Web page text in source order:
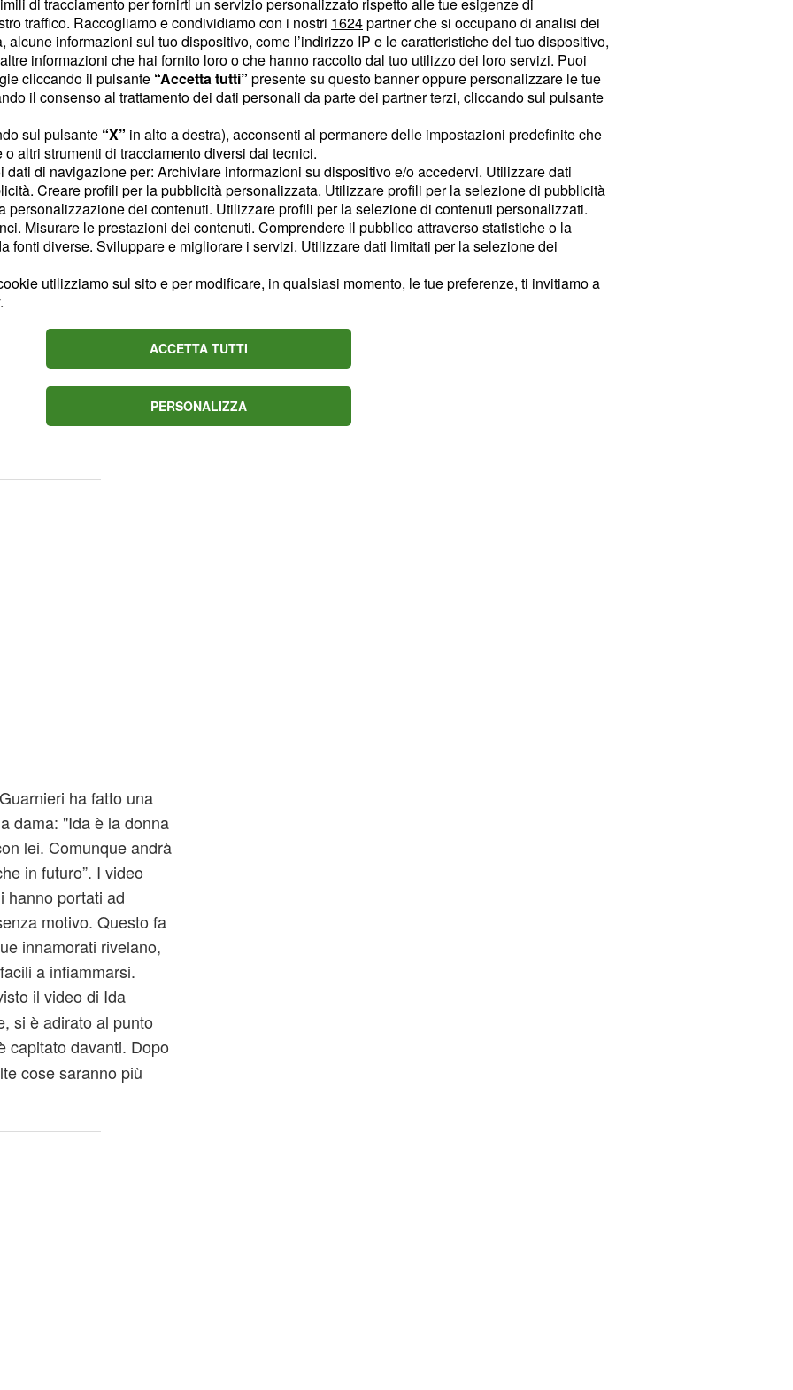
affermazioni della
vicino alla
che dovrebbe andare
lorosiatutto finito,gli
solinelle lorocittà,
alcuna
né confermato o
per molti, sarebbe il
Instagram
Ma pare
si seguivano su
ha fatto una
dama: "Ida è la donna
lei. Comunque andrà
in futuro”. I video
hanno portati ad
motivo. Questo fa
innamorati rivelano,
a infiammarsi.
il video di Ida
si è adirato al punto
capitato davanti. Dopo
cose saranno più
traffico. Raccogliamo e condividiamo con i nostri 1624partner che si occupano di analisi dei
informazioni sul tuo dispositivo, come l’indirizzo IP e le caratteristiche del tuo dispositivo,
informazioni che hai fornito loro o che hanno raccolto dal tuo utilizzo dei loro servizi. Puoi
cliccando il pulsante “Accetta tutti” presente su questo banner oppure personalizzare le tue
il consenso al trattamento dei dati personali da parte dei partner terzi, cliccando sul pulsante
sul pulsante “X” in alto a destra), acconsenti al permanere delle impostazioni predefinite che
altri strumenti di tracciamento diversi dai tecnici.
dati di navigazione per: Archiviare informazioni su dispositivo e/o accedervi. Utilizzare dati
Creare profili per la pubblicità personalizzata. Utilizzare profili per la selezione di pubblicità
personalizzazione dei contenuti. Utilizzare profili per la selezione di contenuti personalizzati.
Misurare le prestazioni dei contenuti. Comprendere il pubblico attraverso statistiche o la
fonti diverse. Sviluppare e migliorare i servizi. Utilizzare dati limitati per la selezione dei
utilizziamo sul sito e per modificare, in qualsiasi momento, le tue preferenze, ti invitiamo a
.
ACCETTA TUTTI
PERSONALIZZA